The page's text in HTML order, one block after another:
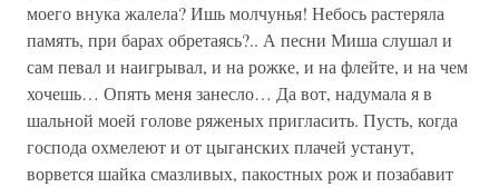
моего внука жалела? Ишь молчунья! Небось растеряла
память, при барах обретаясь?.. А песни Миша слушал и
сам певал и наигрывал, и на рожке, и на флейте, и на чем
хочешь… Опять меня занесло… Да вот, надумала я в
шальной моей голове ряженых пригласить. Пусть, когда
господа охмелеют и от цыганских плачей устанут,
ворвется шайка смазливых, пакостных рож и позабавит